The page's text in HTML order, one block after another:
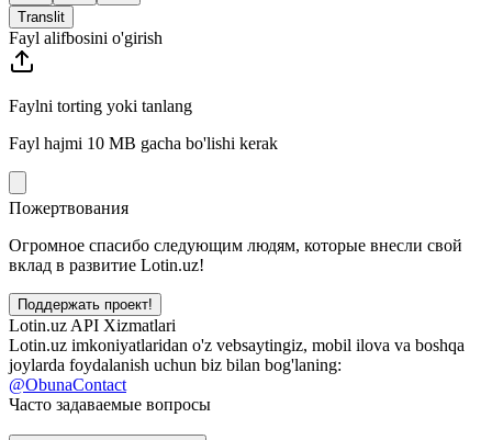
Translit
Fayl alifbosini o'girish
Faylni torting yoki tanlang
Fayl hajmi 10 MB gacha bo'lishi kerak
Пожертвования
Огромное спасибо следующим людям, которые внесли свой
вклад в развитие Lotin.uz!
Поддержать проект!
Lotin.uz API Xizmatlari
Lotin.uz imkoniyatlaridan o'z vebsaytingiz, mobil ilova va boshqa
joylarda foydalanish uchun biz bilan bog'laning:
@ObunaContact
Часто задаваемые вопросы